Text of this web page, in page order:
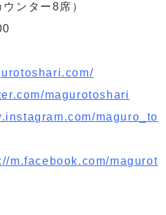
ンター8席）
magurotoshari
maguro_to
m.facebook.com/magurot